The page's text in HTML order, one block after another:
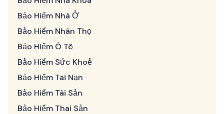
Bảo Hiểm Nhà Ở
Bảo Hiểm Nhân Thọ
Bảo Hiểm Ô Tô
Bảo Hiểm Sức Khoẻ
Bảo Hiểm Tai Nạn
Bảo Hiểm Tài Sản
Bảo Hiểm Thai Sản